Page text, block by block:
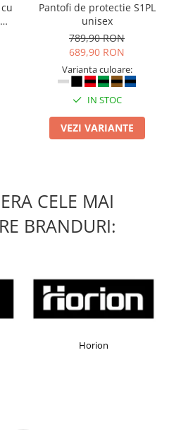
Pantofi de protectie S1PL
unisex
789,90 RON
689,90 RON
Varianta culoare:
IN STOC
VEZI VARIANTE
CELE MAI
BRANDURI:
Horion